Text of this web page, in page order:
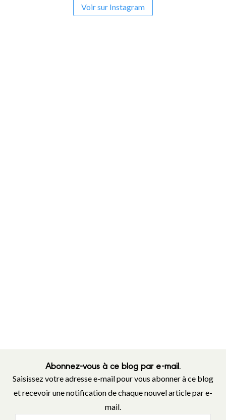
Voir sur Instagram
Abonnez-vous à ce blog par e-mail.
Saisissez votre adresse e-mail pour vous abonner à ce blog
et recevoir une notification de chaque nouvel article par e-
mail.